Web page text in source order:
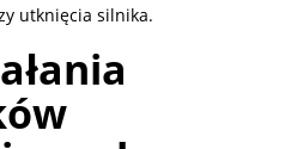
utknięcia silnika.